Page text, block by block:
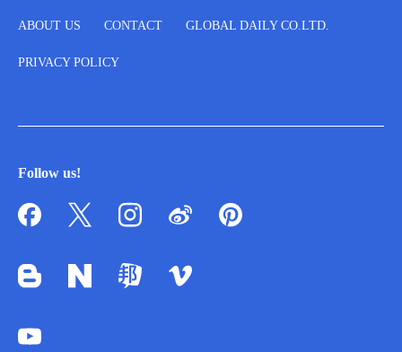
ABOUT US CONTACT GLOBAL DAILY CO.LTD.
PRIVACY POLICY
Follow us!